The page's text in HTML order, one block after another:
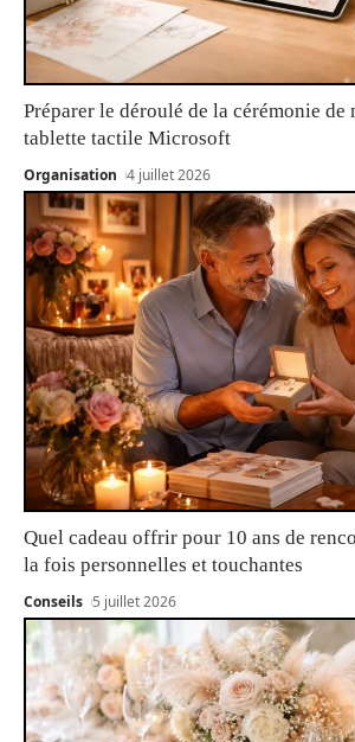
Préparer le déroulé de la cérémonie de
tablette tactile Microsoft
Organisation 4 juillet 2026
Quel cadeau offrir pour 10 ans de
la fois personnelles et touchantes
Conseils 5 juillet 2026